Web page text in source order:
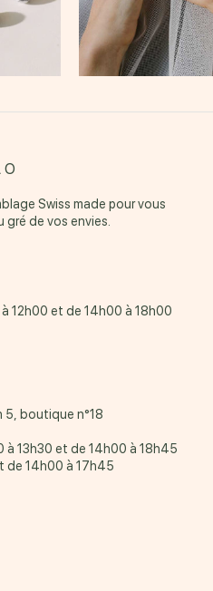
Swiss made pour vous
gré de vos envies.
12h00 et de 14h00 à 18h00
boutique n°18
à 13h30 et de 14h00 à 18h45
de 14h00 à 17h45